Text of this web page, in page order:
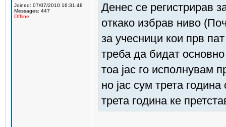
Joined: 07/07/2010 16:31:48
Messages: 447
Offline
Денес се регистрирав
откако избрав ниво
за учесници кои прв
треба да бидат
тоа јас го исполнувам
но јас сум трета
трета година ке